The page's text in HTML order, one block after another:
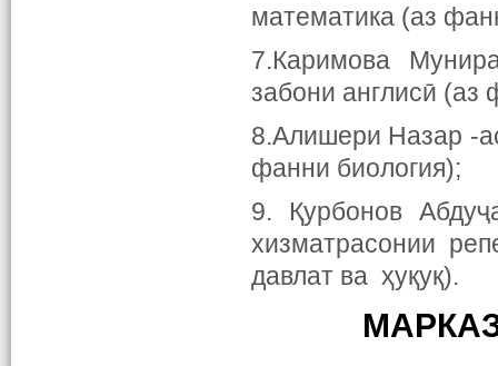
математика (аз
7.Каримова
забони англисӣ (аз
8.Алишери Назар -
фанни биология);
9. Қурбонов
хизматрасонии
давлат ва ҳуқуқ).